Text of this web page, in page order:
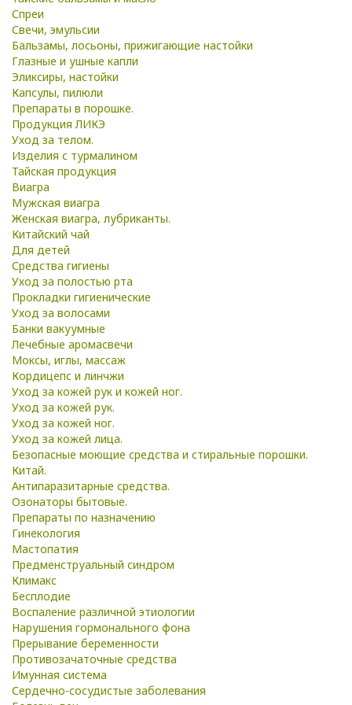
Спреи
Свечи, эмульсии
Бальзамы, лосьоны, прижигающие настойки
Глазные и ушные капли
Эликсиры, настойки
Капсулы, пилюли
Препараты в порошке.
Продукция ЛИКЭ
Уход за телом.
Изделия с турмалином
Тайская продукция
Виагра
Мужская виагра
Женская виагра, лубриканты.
Китайский чай
Для детей
Средства гигиены
Уход за полостью рта
Прокладки гигиенические
Уход за волосами
Банки вакуумные
Лечебные аромасвечи
Моксы, иглы, массаж
Кордицепс и линчжи
Уход за кожей рук и кожей ног.
Уход за кожей рук.
Уход за кожей ног.
Уход за кожей лица.
Безопасные моющие средства и стиральные порошки.
Китай.
Антипаразитарные средства.
Озонаторы бытовые.
Препараты по назначению
Гинекология
Мастопатия
Предменструальный синдром
Климакс
Бесплодие
Воспаление различной этиологии
Нарушения гормонального фона
Прерывание беременности
Противозачаточные средства
Имунная система
Сердечно-сосудистые заболевания